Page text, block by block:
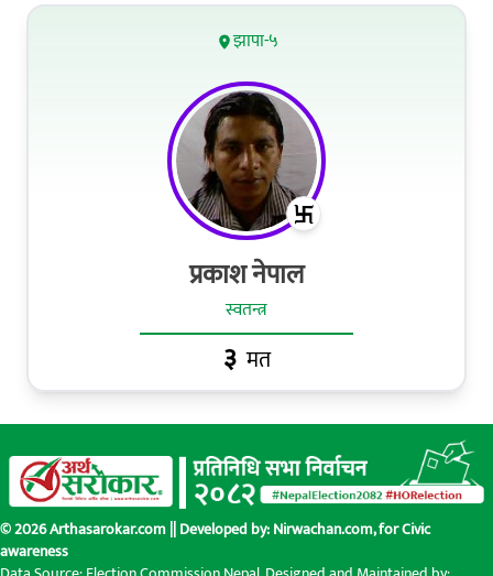
झापा-५
प्रकाश नेपाल
स्वतन्त्र
३ मत
© 2026 Arthasarokar.com || Developed by:Nirwachan.com, for Civic
awareness